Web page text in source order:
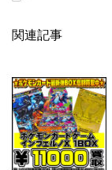
関連記事